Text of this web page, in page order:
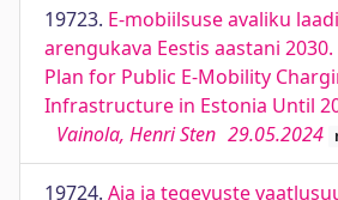
19723. E-mobiilsuse avaliku
arengukava Eestis aastani
Plan for Public E-Mobility
Infrastructure in Estonia Until
Vainola, Henri Sten 29.05.2024
19724. Aja ja tegevuste